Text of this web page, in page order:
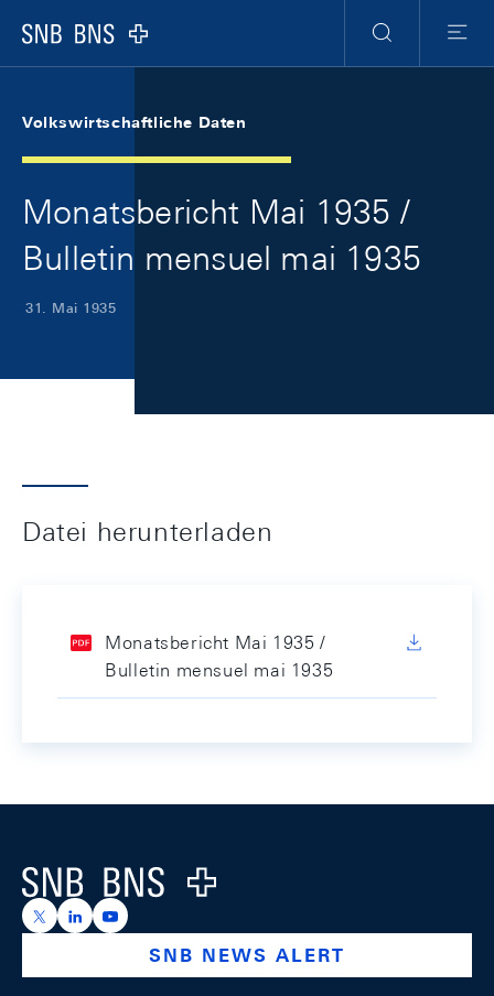
Logo
Suche
Menu
Volkswirtschaftliche Daten
Monatsbericht Mai 1935 /
Bulletin mensuel mai 1935
31. Mai 1935
Datei herunterladen
Monatsbericht Mai 1935 /
Bulletin mensuel mai 1935
Logo
https://x.com/snb_bns
https://ch.linkedin.com/company/swiss-national-
https://www.youtube.com/@swissnationalbank
SNB NEWS ALERT